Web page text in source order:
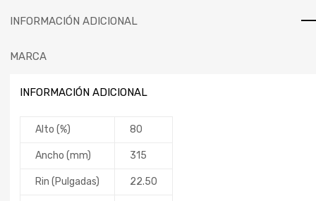
INFORMACIÓN ADICIONAL
MARCA
INFORMACIÓN ADICIONAL
Alto (%) 80
Ancho (mm) 315
Rin (Pulgadas) 22.50